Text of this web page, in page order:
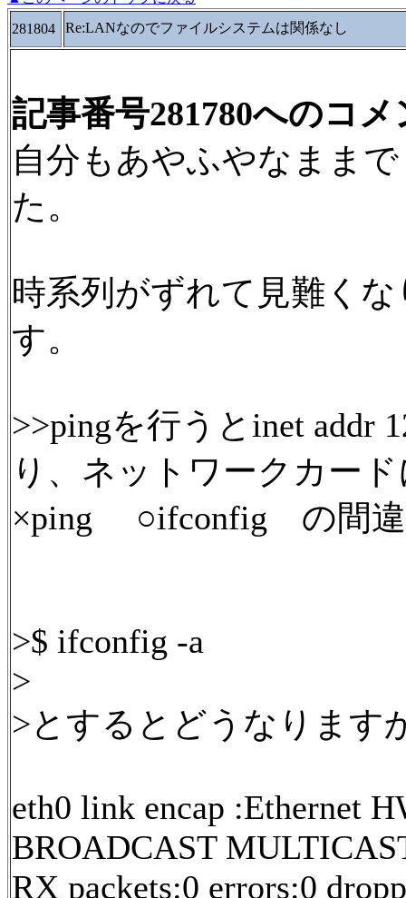
281804
Re:LANなのでファイルシステムは関係なし
記事番号281780へのコメ
自分もあやふやなまま
た。
時系列がずれて見難く
す。
>>pingを行うとinet addr
り、ネットワークカー
×ping ○ifconfig の間違
>$ ifconfig -a
>
>とするとどうなります
eth0 link encap :Ethernet
BROADCAST
RX packets:0 errors:0